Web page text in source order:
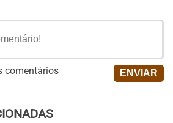
comentários